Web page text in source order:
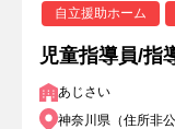
自立援助ホーム
児童指導員/
あじさい
神奈川県（住所非公